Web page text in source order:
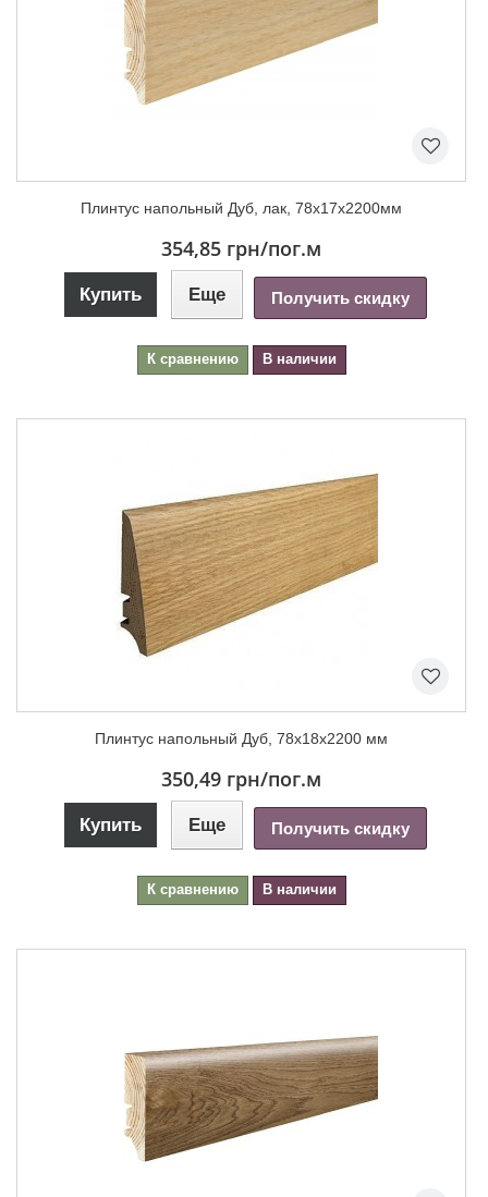
Плинтус напольный Дуб, лак, 78х17х2200мм
354,85 грн/пог.м
Купить Еще Получить скидку
К сравнению В наличии
Плинтус напольный Дуб, 78х18х2200 мм
350,49 грн/пог.м
Купить Еще Получить скидку
К сравнению В наличии